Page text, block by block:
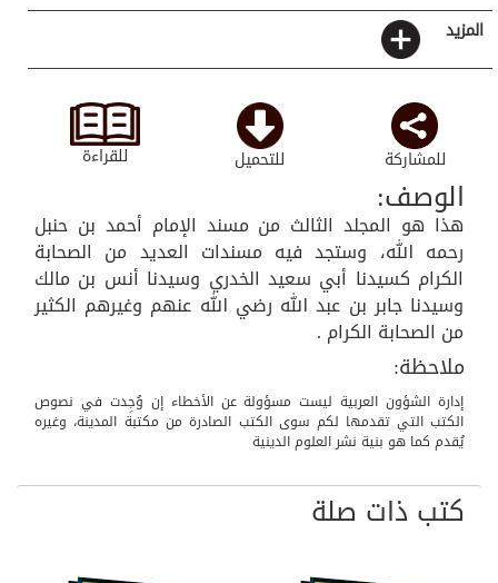
المزيد
للقراءة للتحميل للمشاركة
الوصف:
هذا هو المجلد الثالث من مسند الإمام أحمد بن حنبل
رحمه الله، وستجد فيه مسندات العديد من الصحابة
الكرام كسيدنا أبي سعيد الخدري وسيدنا أنس بن مالك
وسيدنا جابر بن عبد الله رضي الله عنهم وغيرهم الكثير
من الصحابة الكرام .
ملاحظة:
إدارة الشؤون العربية ليست مسؤولة عن الأخطاء إن وُجِدت في نصوص
الكتب التي تقدمها لكم سوی الكتب الصادرة من مكتبة المدينة، وغيره
يُقدم كما هو بنية نشر العلوم الدينية
كتب ذات صلة